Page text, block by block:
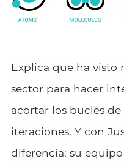
Explica que ha visto
sector para hacer
acortar los bucles
iteraciones. Y con
diferencia: su